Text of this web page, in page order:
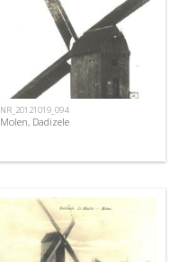
NR_20121019_094
Molen, Dadizele